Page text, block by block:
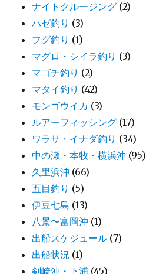
ナイトクルージング (2)
ハゼ釣り (3)
フグ釣り (1)
マグロ・シイラ釣り (3)
マゴチ釣り (2)
マタイ釣り (42)
モンゴウイカ (3)
ルアーフィッシング (17)
ワラサ・イナダ釣り (34)
中の瀬・本牧・横浜沖 (95)
久里浜沖 (66)
五目釣り (5)
伊豆七島 (13)
八景〜富岡沖 (1)
出船スケジュール (7)
出船状況 (1)
剣崎沖・下浦 (45)